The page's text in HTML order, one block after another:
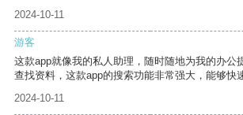
2024-10-11
游客
这款app就像我的私人助理，随时随地为我的办公
查找资料，这款app的搜索功能非常强大，能够快
2024-10-11